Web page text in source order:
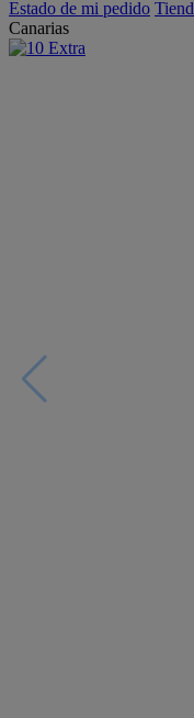
Estado de mi pedido
Canarias